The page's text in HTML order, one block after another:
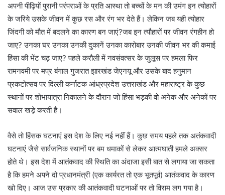
अपनी पीढ़ियों पुरानी परंपराओं के प्रति आस्था तो बच्चों के मन की उमंग इन त्योहारों
के जरिये उसके जीवन में कुछ रस और रंग भर देते हैं। लेकिन जब यही त्योहार
जिंदगी को मौत में बदलने का कारण बन जाएं?जब इन त्यौहारों पर जीवन रंगहीन हो
जाए? उनका घर उनका उनकी दुकानें उनका कारोबार उनकी जीवन भर की कमाई
हिंसा की भेंट चढ़ जाए? पहले करौली में नवसंवत्सर के जुलूस पर हमला फिर
रामनवमी पर मप्र बंगाल गुजरात झारखंड जेएनयू और उसके बाद हनुमान
प्रकटोत्सव पर दिल्ली कर्नाटक आंध्रप्रदेश उत्तराखंड और महाराष्ट्र के कुछ
स्थानों पर शोभायात्रा निकालने के दौरान जो हिंसा भड़की वो अनेक और अनेकों पर
सवाल खड़े करती है।
वैसे तो हिंसक घटनाएं इस देश के लिए नई नहीं हैं। कुछ समय पहले तक अतंकवादी
घटनाएं जैसे सार्वजनिक स्थानों पर बम धमाकों से लेकर आत्मघाती हमले अक्सर
होते थे। इस देश में आतंकवाद की स्थिति का अंदाजा इसी बात से लगाया जा सकता
है कि हमने अपने दो प्रधानमंत्री (एक कार्यरत तो एक भूतपूर्व) आतंकवाद के कारण
खो दिए। आज उस प्रकार की आतंकवादी घटनाओं पर तो विराम लग गया है।